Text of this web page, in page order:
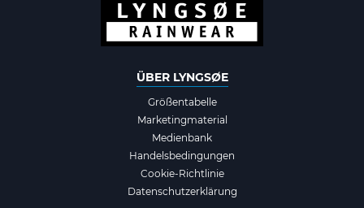
ÜBER LYNGSØE
Größentabelle
Marketingmaterial
Medienbank
Handelsbedingungen
Cookie-Richtlinie
Datenschutzerklärung